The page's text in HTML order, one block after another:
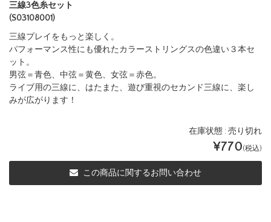
三線3色糸セット
(S03108001)
在庫状態 : 売り切れ
¥770(税込)
この商品に関するお問い合わせ
三線プレイをもっと楽しく。
パフォーマンス性にも優れたカラーストリングスの色違い３本セ
ット。
男弦＝青色、中弦＝黄色、女弦＝赤色。
ライブ用の三線に、はたまた、遊び重視のセカンド三線に、楽し
みが広がります！